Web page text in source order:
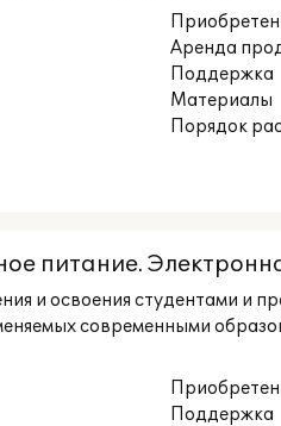
Аренда
Поддержка
Материалы
Порядок
питание.
и освоения студентами
современными
Поддержка